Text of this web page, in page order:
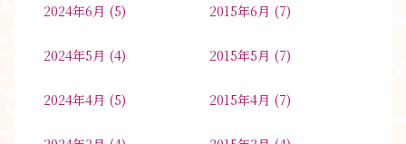
2024年6月 (5)
2024年5月 (4)
2024年4月 (5)
2015年6月 (7)
2015年5月 (7)
2015年4月 (7)